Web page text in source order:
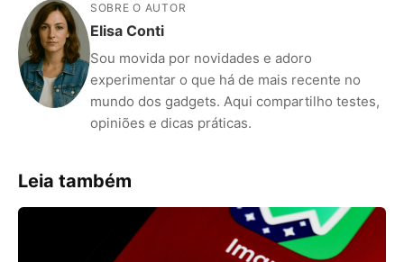
SOBRE O AUTOR
Elisa Conti
Sou movida por novidades e adoro
experimentar o que há de mais recente no
mundo dos gadgets. Aqui compartilho testes,
opiniões e dicas práticas.
Leia também